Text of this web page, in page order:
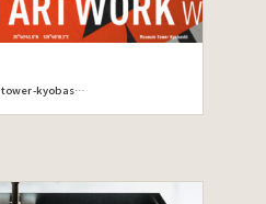
https://work-with-art.museumtower-kyobashi.com/